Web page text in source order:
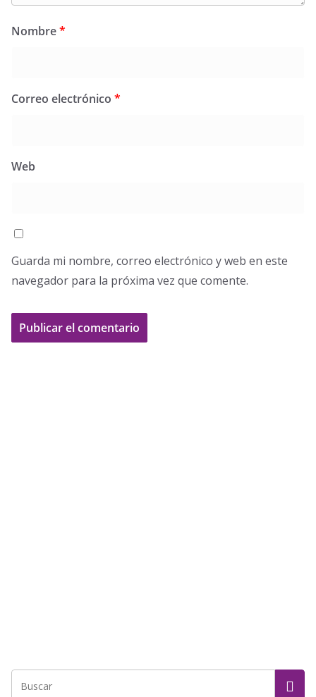
Nombre*
Correo electrónico *
Web
Guarda mi nombre, correo electrónico y web en este
navegador para la próxima vez que comente.